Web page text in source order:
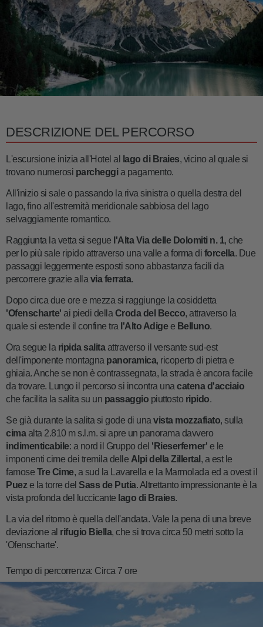
DESCRIZIONE DEL PERCORSO
L'escursione inizia all'Hotel al lago di Braies, vicino al quale si
trovano numerosi parcheggia pagamento.
All'inizio si sale o passando la riva sinistra o quella destra del
lago, fino all'estremità meridionale sabbiosa del lago
selvaggiamente romantico.
Raggiunta la vetta si segue l'Alta Via delle Dolomiti n. 1, che
per lo più sale ripido attraverso una valle a forma di forcella. Due
passaggi leggermente esposti sono abbastanza facili da
percorrere grazie alla via ferrata.
Dopo circa due ore e mezza si raggiunge la cosiddetta
'Ofenscharte' ai piedi della Croda del Becco, attraverso la
quale si estende il confine tra l'Alto Adigee Belluno.
Ora segue la ripida salitaattraverso il versante sud-est
dell'imponente montagna panoramica, ricoperto di pietra e
ghiaia. Anche se non è contrassegnata, la strada è ancora facile
da trovare. Lungo il percorso si incontra una catena d'acciaio
che facilita la salita su un passaggio piuttosto ripido.
Se già durante la salita si gode di una vista mozzafiato, sulla
cimaalta 2.810 m s.l.m. si apre un panorama davvero
indimenticabile: a nord il Gruppo del 'Rieserferner' e le
imponenti cime dei tremila delle Alpi della Zillertal , a est le
famose Tre Cime, a sud la Lavarella e la Marmolada ed a ovest il
Puez e la torre del Sass de Putia. Altrettanto impressionante è la
vista profonda del luccicante lago di Braies.
La via del ritorno è quella dell'andata. Vale la pena di una breve
deviazione al rifugio Biella, che si trova circa 50 metri sotto la
'Ofenscharte'.
Tempo di percorrenza: Circa 7 ore